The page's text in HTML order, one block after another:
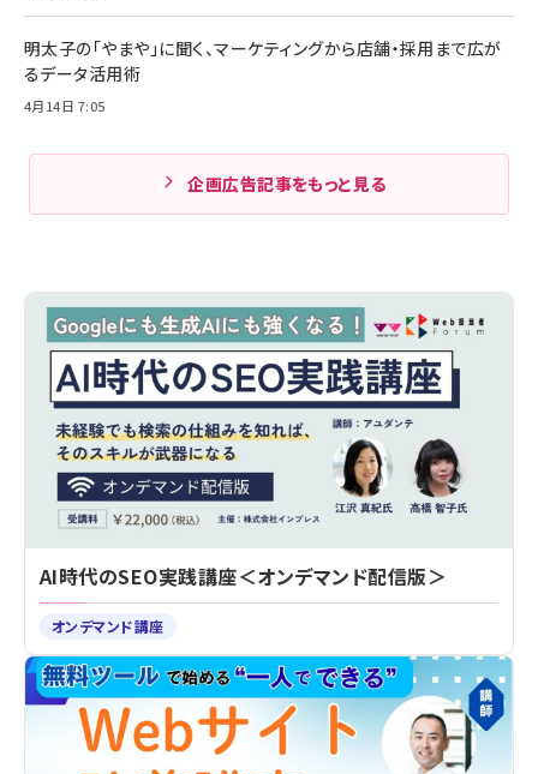
明太子の「やまや」に聞く、マーケティングから店舗・採用まで広が
るデータ活用術
4月14日 7:05
企画広告記事をもっと見る
AI時代のSEO実践講座＜オンデマンド配信版＞
オンデマンド講座